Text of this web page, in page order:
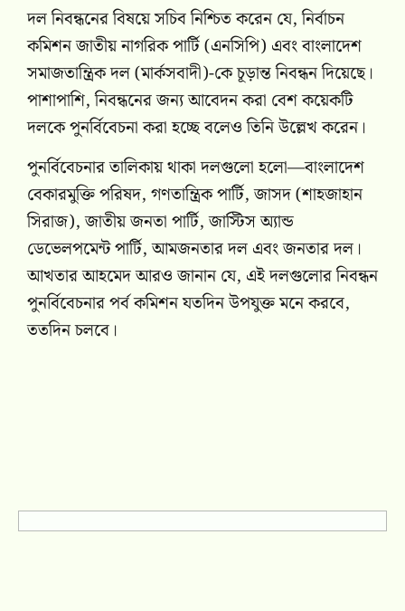
দল নিবন্ধনের বিষয়ে সচিব নিশ্চিত করেন যে, নির্বাচন
কমিশন জাতীয় নাগরিক পার্টি (এনসিপি) এবং বাংলাদেশ
সমাজতান্ত্রিক দল (মার্কসবাদী)-কে চূড়ান্ত নিবন্ধন দিয়েছে।
পাশাপাশি, নিবন্ধনের জন্য আবেদন করা বেশ কয়েকটি
দলকে পুনর্বিবেচনা করা হচ্ছে বলেও তিনি উল্লেখ করেন।
পুনর্বিবেচনার তালিকায় থাকা দলগুলো হলো—বাংলাদেশ
বেকারমুক্তি পরিষদ, গণতান্ত্রিক পার্টি, জাসদ (শাহজাহান
সিরাজ), জাতীয় জনতা পার্টি, জাস্টিস অ্যান্ড
ডেভেলপমেন্ট পার্টি, আমজনতার দল এবং জনতার দল।
আখতার আহমেদ আরও জানান যে, এই দলগুলোর নিবন্ধন
পুনর্বিবেচনার পর্ব কমিশন যতদিন উপযুক্ত মনে করবে,
ততদিন চলবে।